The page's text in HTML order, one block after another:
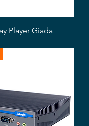
Player Giada